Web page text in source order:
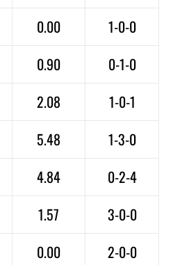
0.00 1-0-0
0.90 0-1-0
2.08 1-0-1
5.48 1-3-0
4.84 0-2-4
1.57 3-0-0
0.00 2-0-0